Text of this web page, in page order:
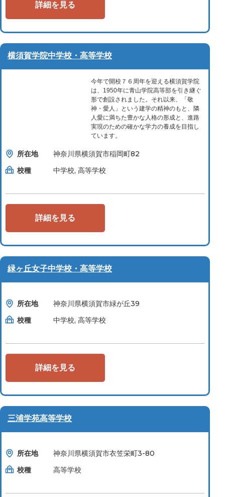
詳細を見る
横須賀学院中学校・高等学校
今年で開校７６周年を迎える横須賀学院
は、1950年に青山学院高等部を引き継ぐ
形で創設されました。それ以来、「敬
神・愛人」という建学の精神のもと、隣
人愛に満ちた豊かな人格の形成と、進路
実現のための確かな学力の養成を目指し
ています。
所在地
神奈川県横須賀市稲岡町82
校種
中学校, 高等学校
詳細を見る
緑ヶ丘女子中学校・高等学校
所在地
神奈川県横須賀市緑が丘39
校種
中学校, 高等学校
詳細を見る
三浦学苑高等学校
所在地
神奈川県横須賀市衣笠栄町3-80
校種
高等学校